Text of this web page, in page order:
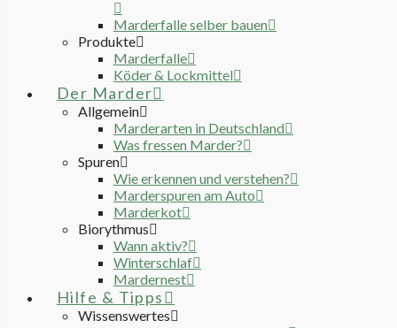
Marderfalle selber bauen
Produkte
Marderfalle
Köder & Lockmittel
Der Marder
Allgemein
Marderarten in Deutschland
Was fressen Marder?
Spuren
Wie erkennen und verstehen?
Marderspuren am Auto
Marderkot
Biorythmus
Wann aktiv?
Winterschlaf
Mardernest
Hilfe & Tipps
Wissenswertes